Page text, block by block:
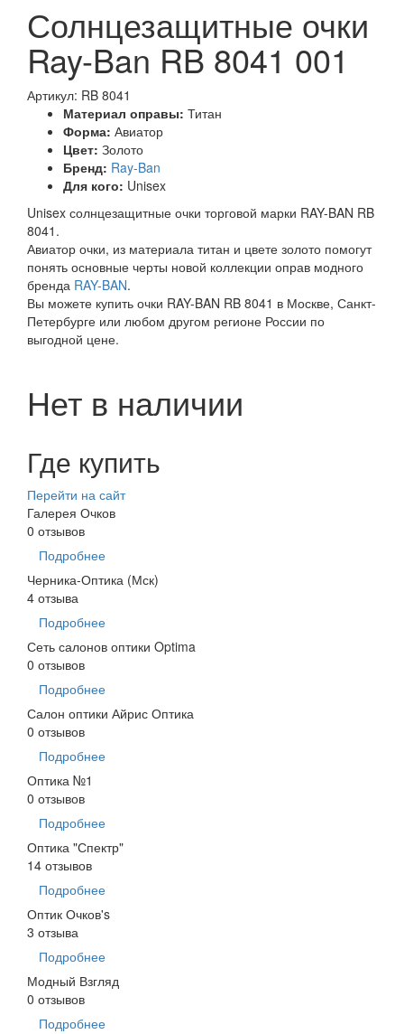
Солнцезащитные очки
Ray-Ban RB 8041 001
Артикул: RB 8041
Материал оправы: Титан
Форма: Авиатор
Цвет: Золото
Бренд: Ray-Ban
Для кого: Unisex
Unisex солнцезащитные очки торговой марки RAY-BAN RB
8041.
Авиатор очки, из материала титан и цвете золото помогут
понять основные черты новой коллекции оправ модного
бренда RAY-BAN.
Вы можете купить очки RAY-BAN RB 8041 в Москве, Санкт-
Петербурге или любом другом регионе России по
выгодной цене.
Нет в наличии
Где купить
Перейти на сайт
Галерея Очков
0 отзывов
Подробнее
Черника-Оптика (Мск)
4 отзыва
Подробнее
Сеть салонов оптики Optima
0 отзывов
Подробнее
Салон оптики Айрис Оптика
0 отзывов
Подробнее
Оптика №1
0 отзывов
Подробнее
Оптика "Спектр"
14 отзывов
Подробнее
Оптик Очков's
3 отзыва
Подробнее
Модный Взгляд
0 отзывов
Подробнее